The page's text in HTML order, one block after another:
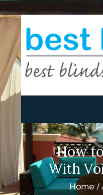
How
With
Home
BEST
Blinds,